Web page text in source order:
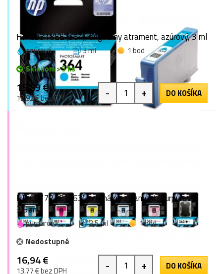
HP CB318EE (364), originálny atrament, azúrový, 3 ml
azúrová 3 ml
1 bod
Skladom > 5 ks
15,89 €
12,92 € bez DPH - + DO KOŠÍKA
HP C8772EE (363), originálny atrament, purpurový,
3,5 ml
purpurová 3,5 ml
1 bod
Nedostupné
16,94 €
13,77 € bez DPH - + DO KOŠÍKA